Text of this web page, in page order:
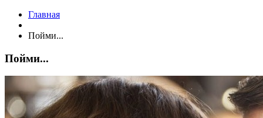
Главная
Пойми...
Пойми...